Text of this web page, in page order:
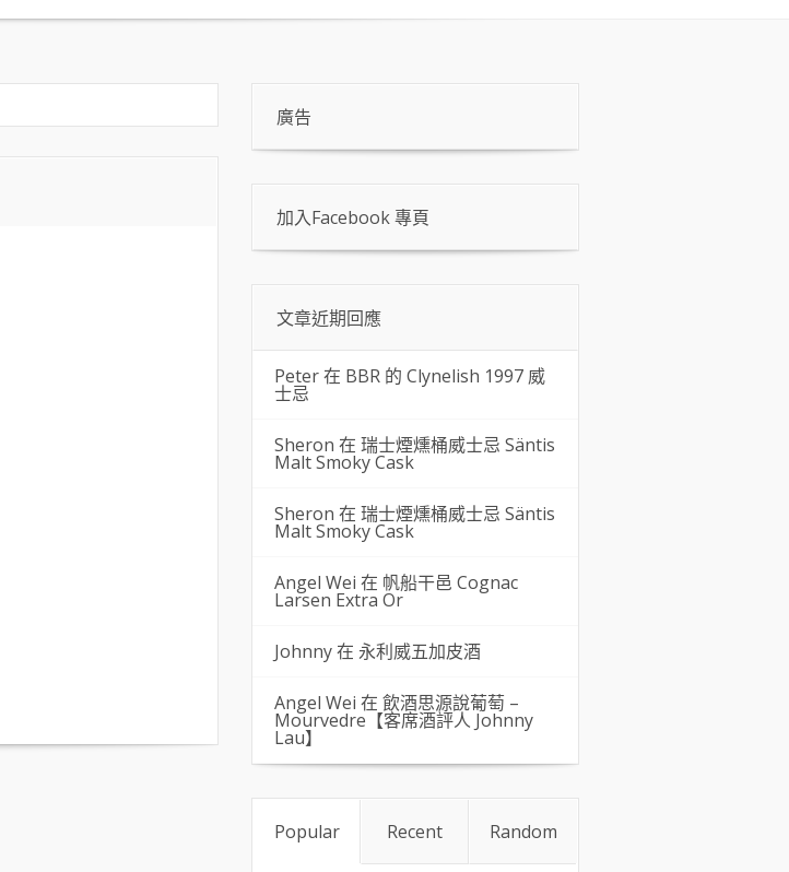
廣告
加入Facebook 專頁
文章近期回應
Peter 在 BBR 的 Clynelish 1997 威
士忌
Sheron 在 瑞士煙燻桶威士忌 Säntis
Malt Smoky Cask
Sheron 在 瑞士煙燻桶威士忌 Säntis
Malt Smoky Cask
Angel Wei 在 帆船干邑 Cognac
Larsen Extra Or
Johnny 在 永利威五加皮酒
Angel Wei 在 飲酒思源說葡萄 –
Mourvedre【客席酒評人 Johnny
Lau】
Popular Recent Random